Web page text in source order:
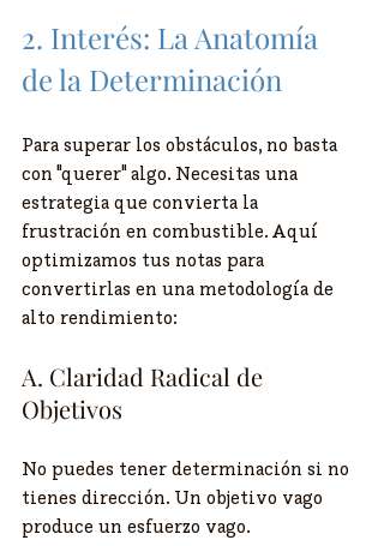
​2. Interés: La Anatomía
de la Determinación
​Para superar los obstáculos, no basta
con "querer" algo. Necesitas una
estrategia que convierta la
frustración en combustible. Aquí
optimizamos tus notas para
convertirlas en una metodología de
alto rendimiento:
​A. Claridad Radical de
Objetivos
​No puedes tener determinación si no
tienes dirección. Un objetivo vago
produce un esfuerzo vago.